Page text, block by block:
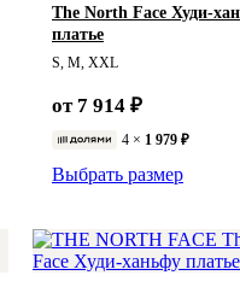
The North Face Худи-
платье
S, M, XXL
от 7 914 ₽
4 × 1 979 ₽
Выбрать размер